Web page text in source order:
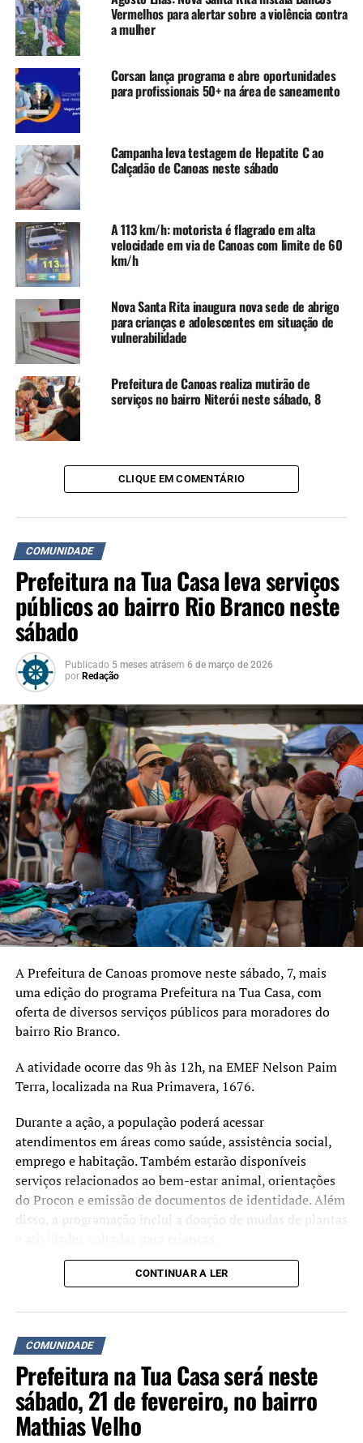
(CICC), o contato é pelo WhatsApp: (51) 9301-4751.
TÓPICOS RELACIONADOS:
REGIÃO METROPOLITANA
RIO GRANDE DO SUL RS
A SEGUIR UP
ATENÇÃO: Prefeitura de Canoas alerta para evacuação
imediata dos bairros Fátima e Mathias Velho
NÃO SE ESQUEÇA
UPA Rio Branco em Canoas é fechada e pacientes são
transferidos para a unidade da Boqueirão
Vermelhos para alertar sobre a violência contra
a mulher
Corsan lança programa e abre oportunidades
para profissionais 50+ na área de saneamento
Campanha leva testagem de Hepatite C ao
Calçadão de Canoas neste sábado
A 113 km/h: motorista é flagrado em alta
velocidade em via de Canoas com limite de 60
km/h
Nova Santa Rita inaugura nova sede de abrigo
para crianças e adolescentes em situação de
vulnerabilidade
Prefeitura de Canoas realiza mutirão de
serviços no bairro Niterói neste sábado, 8
CLIQUE EM COMENTÁRIO
COMUNIDADE
Prefeitura na Tua Casa leva serviços
públicos ao bairro Rio Branco neste
sábado
Publicado 5 meses atrásem 6 de março de 2026
por Redação
A Prefeitura de Canoas promove neste sábado, 7, mais
uma edição do programa Prefeitura na Tua Casa, com
oferta de diversos serviços públicos para moradores do
bairro Rio Branco.
A atividade ocorre das 9h às 12h, na EMEF Nelson Paim
Terra, localizada na Rua Primavera, 1676.
Durante a ação, a população poderá acessar
atendimentos em áreas como saúde, assistência social,
emprego e habitação. Também estarão disponíveis
serviços relacionados ao bem-estar animal, orientações
do Procon e emissão de documentos de identidade. Além
disso, a programação inclui a doação de mudas de plantas
A iniciativa busca aproximar os serviços da
acesso da população a atendimentos públicos. De acordo
com a prefeitura, o evento será cancelado em caso de
chuva.
CONTINUAR A LER
COMUNIDADE
Prefeitura na Tua Casa será neste
sábado, 21 de fevereiro, no bairro
Mathias Velho